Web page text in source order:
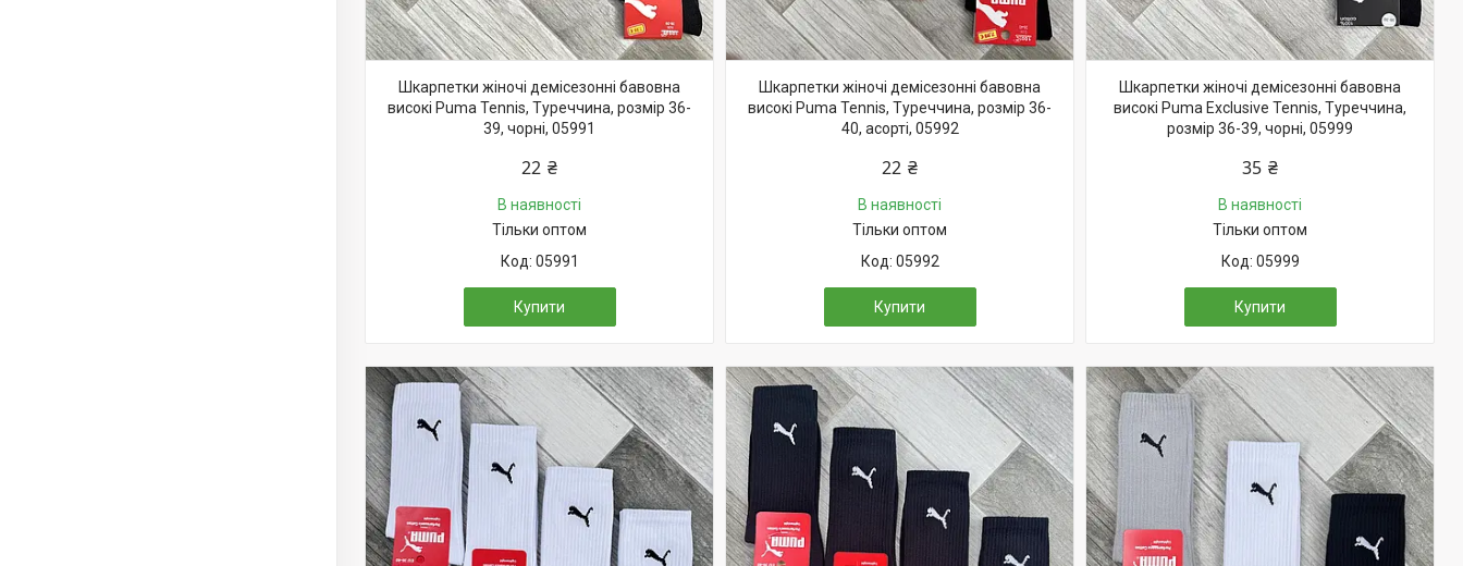
Шкарпетки жіночі демісезонні бавовна
високі Puma Tennis, Туреччина, розмір 36-
39, чорні, 05991
22 ₴
В наявності
Тільки оптом
05991
Купити
Шкарпетки жіночі демісезонні бавовна
високі Puma Tennis, Туреччина, розмір 36-
40, асорті, 05992
22 ₴
В наявності
Тільки оптом
05992
Купити
Шкарпетки жіночі демісезонні бавовна
високі Puma Exclusive Tennis, Туреччина,
розмір 36-39, чорні, 05999
35 ₴
В наявності
Тільки оптом
05999
Купити